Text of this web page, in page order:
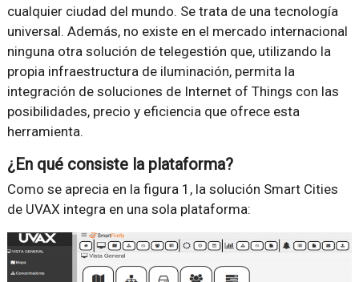
cualquier ciudad del mundo. Se trata de una tecnología
universal. Además, no existe en el mercado internacional
ninguna otra solución de telegestión que, utilizando la
propia infraestructura de iluminación, permita la
integración de soluciones de Internet of Things con las
posibilidades, precio y eficiencia que ofrece esta
herramienta.
¿En qué consiste la plataforma?
Como se aprecia en la figura 1, la solución Smart Cities
de UVAX integra en una sola plataforma: